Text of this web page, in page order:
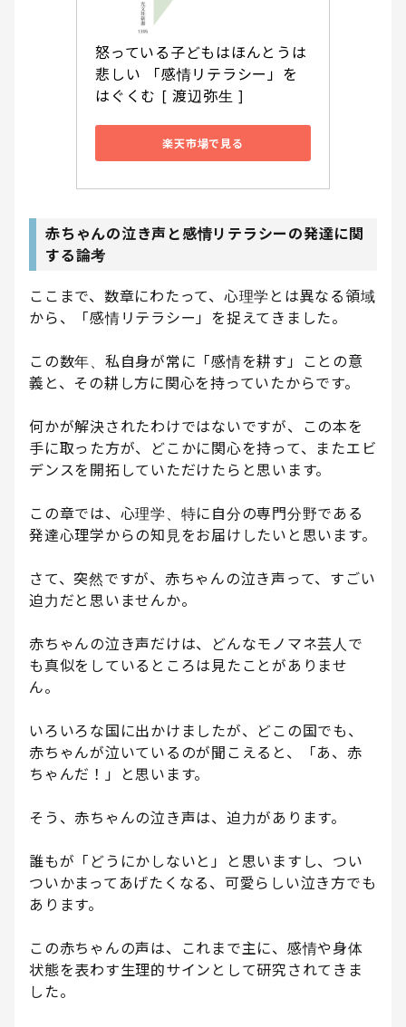
怒っている子どもはほんとうは
悲しい 「感情リテラシー」を
はぐくむ [ 渡辺弥生 ]
楽天市場で見る
赤ちゃんの泣き声と感情リテラシーの発達に関
する論考
ここまで、数章にわたって、心理学とは異なる領域
から、「感情リテラシー」を捉えてきました。
この数年、私自身が常に「感情を耕す」ことの意
義と、その耕し方に関心を持っていたからです。
何かが解決されたわけではないですが、この本を
手に取った方が、どこかに関心を持って、またエビ
デンスを開拓していただけたらと思います。
この章では、心理学、特に自分の専門分野である
発達心理学からの知見をお届けしたいと思います。
さて、突然ですが、赤ちゃんの泣き声って、すごい
迫力だと思いませんか。
赤ちゃんの泣き声だけは、どんなモノマネ芸人で
も真似をしているところは見たことがありませ
ん。
いろいろな国に出かけましたが、どこの国でも、
赤ちゃんが泣いているのが聞こえると、「あ、赤
ちゃんだ！」と思います。
そう、赤ちゃんの泣き声は、迫力があります。
誰もが「どうにかしないと」と思いますし、つい
ついかまってあげたくなる、可愛らしい泣き方でも
あります。
この赤ちゃんの声は、これまで主に、感情や身体
状態を表わす生理的サインとして研究されてきま
した。